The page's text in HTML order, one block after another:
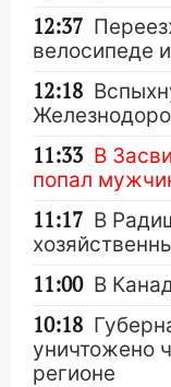
12:37
велосипеде
12:18
11:33 В
попал
11:17 В
11:00 В
10:18
уничтожено
регионе